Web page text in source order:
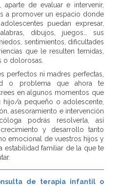
aparte de evaluar e intervenir,
a promover un espacio donde
puedan expresar,
dibujos, juegos… sus
sentimientos, dificultades
que le resulten temidas,
o dolorosas.
perfectos ni madres perfectas,
o problema que ahora te
en algunos momentos que
hijo/a pequeño o adolescente,
asesoramiento e intervención
podrás resolverla, así
y desarrollo tanto
emocional de vuestros hijos y
estabilidad familiar de la que te
de terapia infantil o